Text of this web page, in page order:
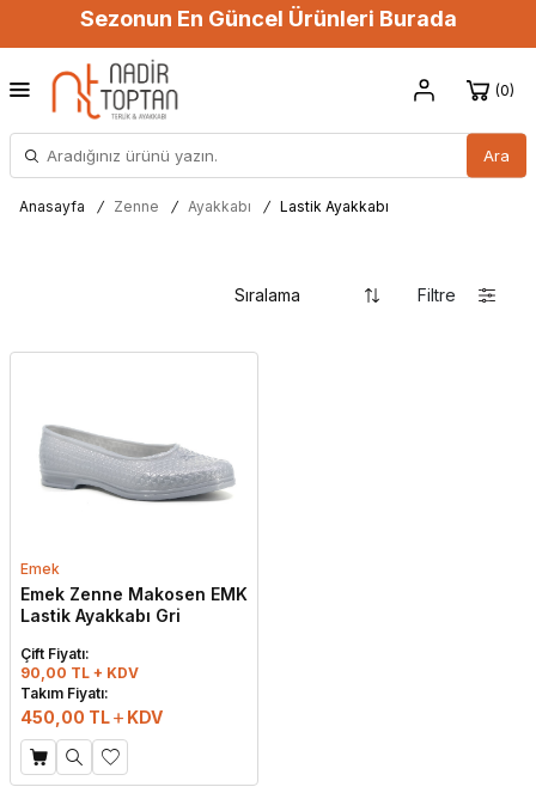
Sezonun En Güncel Ürünleri Burada
Ara
0
Anasayfa / Zenne / Ayakkabı / Lastik Ayakkabı
Filtre
Emek
Emek Zenne Makosen EMK
Lastik Ayakkabı Gri
Çift Fiyatı:
90,00 TL + KDV
Takım Fiyatı:
450,00 TL KDV